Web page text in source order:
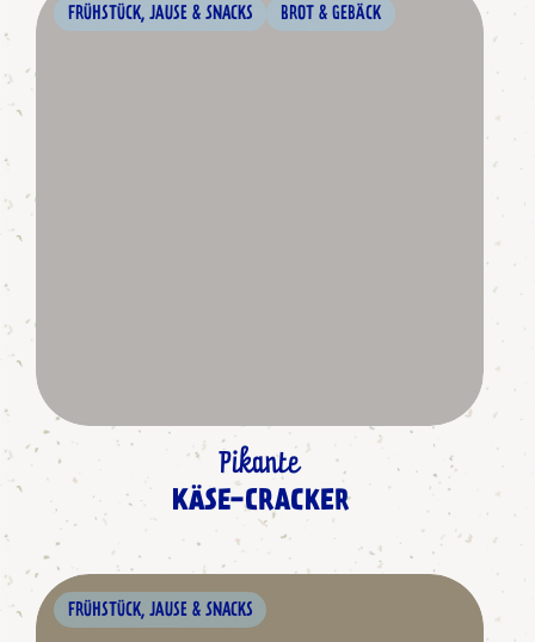
FRÜHSTÜCK, JAUSE & SNACKS BROT & GEBÄCK
Pikante
KÄSE-CRACKER
FRÜHSTÜCK, JAUSE & SNACKS